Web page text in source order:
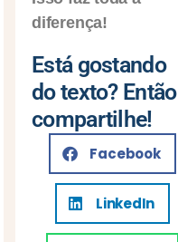
diferença!
Está gostando
do texto? Então
compartilhe!
Facebook
LinkedIn